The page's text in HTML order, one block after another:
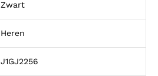
Zwart
Heren
J1GJ2256